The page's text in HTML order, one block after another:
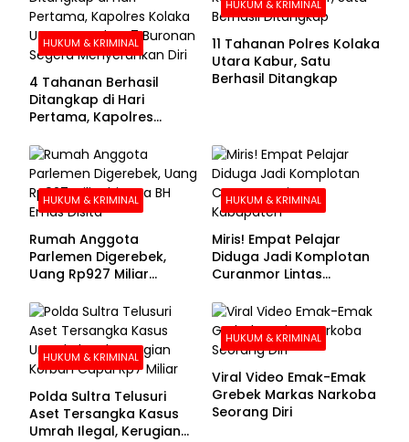
HUKUM & KRIMINAL
4 Tahanan Berhasil
Ditangkap di Hari
Pertama, Kapolres
Buronan Segera
Menyerahkan Diri
HUKUM & KRIMINAL
11 Tahanan Polres Kolaka
Utara Kabur, Satu
Berhasil Ditangkap
HUKUM & KRIMINAL
Rumah Anggota
Parlemen Digerebek,
Uang Rp927 Miliar
HUKUM & KRIMINAL
Miris! Empat Pelajar
Diduga Jadi Komplotan
Curanmor Lintas
HUKUM & KRIMINAL
Polda Sultra Telusuri
Aset Tersangka Kasus
Umrah Ilegal, Kerugian
HUKUM & KRIMINAL
Viral Video Emak-Emak
Grebek Markas Narkoba
Seorang Diri